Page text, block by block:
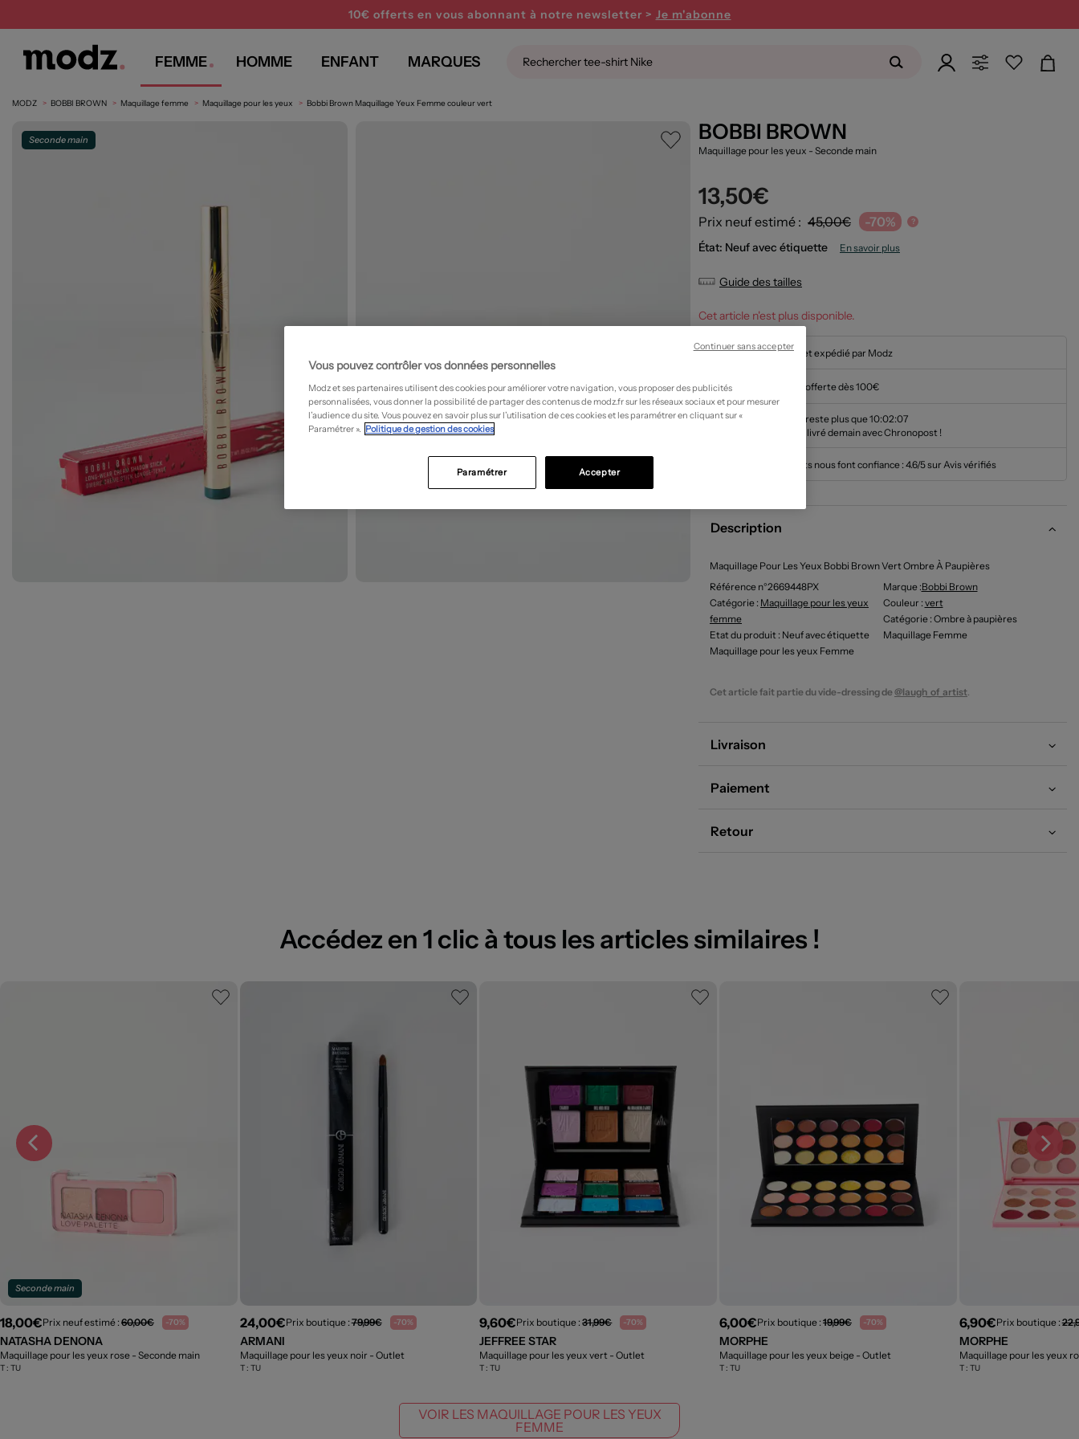
10€ offerts en vous abonnant à notre newsletter > Je m'abonne
FEMME HOMME ENFANT MARQUES
MODZ BOBBI BROWN Maquillage femme Maquillage pour les yeux Bobbi Brown Maquillage Yeux Femme couleur vert
Seconde main BOBBI BROWN
Maquillage pour les yeux - Seconde main
13,50€
Prix neuf estimé : 45,00€ -70% ?
État: Neuf avec étiquette En savoir plus
Guide des tailles
Cet article n'est plus disponible.
En stock et expédié par Modz
Livraison offerte dès 100€
Il ne vous reste plus que10:02:06
pour être livré demain avec Chronopost !
Nos clients nous font confiance : 4.6/5 sur Avis vérifiés
Description
Maquillage Pour Les Yeux Bobbi Brown Vert Ombre À Paupières
Référence n°2669448PX
Marque :Bobbi Brown
Catégorie : Maquillage pour les yeux
femme
Couleur : vert
Catégorie: Ombre à paupières
Etat du produit : Neuf avec étiquette
Maquillage Femme
Maquillage pour les yeux Femme
Cet article fait partie du vide-dressing de@laugh_of_artist.
Livraison
Paiement
Retour
Accédez en 1 clic à tous les articles similaires !
Seconde main
18,00€Prix neuf estimé : 60,00€ -70%
NATASHA DENONA
Maquillage pour les yeux rose - Seconde main
T : TU
24,00€Prix boutique :79,99€ -70%
ARMANI
Maquillage pour les yeux noir - Outlet
T : TU
9,60€Prix boutique :31,99€ -70%
JEFFREE STAR
Maquillage pour les yeux vert - Outlet
T :TU
6,00€Prix boutique :19,99€ -70%
MORPHE
Maquillage pour les yeux beige - Outlet
T :TU
6,90€Prix boutique :
MORPHE
Maquillage pour les yeux
T : TU
VOIR LES MAQUILLAGE POUR LES YEUX
FEMME
Vous pouvez contrôler vos données personnelles
Modz et ses partenaires utilisent des cookies pour améliorer votre navigation, vous proposer des publicités
personnalisées, vous donner la possibilité de partager des contenus de modz.fr sur les réseaux sociaux et pour mesurer
l’audience du site. Vous pouvez en savoir plus sur l’utilisation de ces cookies et les paramétrer en cliquant sur «
Paramétrer ». Politique de gestion des cookies
Accepter
Paramétrer
Continuer sans accepter